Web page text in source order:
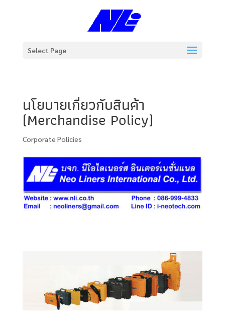
Select Page
นโยบายเกี่ยวกับสินค้า
(Merchandise Policy)
Corporate Policies